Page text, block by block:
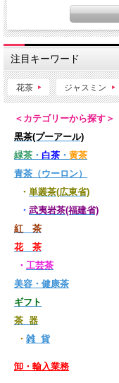
注目キーワード
花茶 ジャスミン
＜カテゴリーから探す＞
黒茶(プーアール)
緑茶 ・ 白茶 ・ 黄茶
青茶（ウーロン）
・ 単叢茶(広東省)
・ 武夷岩茶(福建省)
紅 茶
花 茶
・ 工芸茶
美容・健康茶
ギフト
茶 器
・ 雑 貨
卸・輸入業務